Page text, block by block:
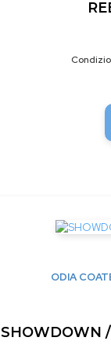
ODIA
SHOWDOWN